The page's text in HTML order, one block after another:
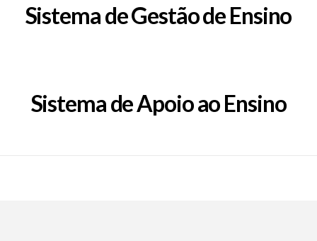
Sistema de Gestão de Ensino
Sistema de Apoio ao Ensino